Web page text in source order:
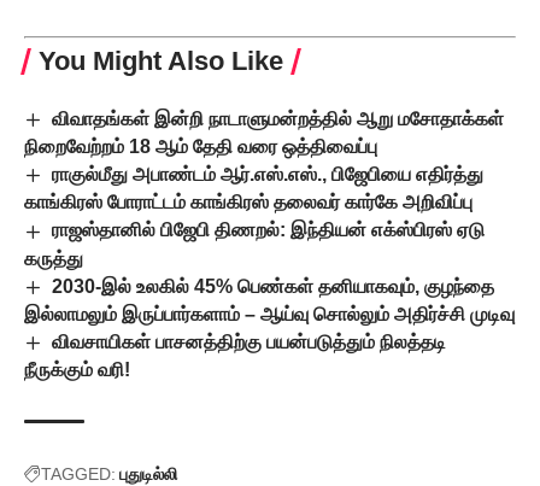
You Might Also Like
விவாதங்கள் இன்றி நாடாளுமன்றத்தில் ஆறு மசோதாக்கள்
நிறைவேற்றம் 18 ஆம் தேதி வரை ஒத்திவைப்பு
ராகுல்மீது அபாண்டம் ஆர்.எஸ்.எஸ்., பிஜேபியை எதிர்த்து
காங்கிரஸ் போராட்டம் காங்கிரஸ் தலைவர் கார்கே அறிவிப்பு
ராஜஸ்தானில் பிஜேபி திணறல்: இந்தியன் எக்ஸ்பிரஸ் ஏடு
கருத்து
2030-இல் உலகில் 45% பெண்கள் தனியாகவும், குழந்தை
இல்லாமலும் இருப்பார்களாம் – ஆய்வு சொல்லும் அதிர்ச்சி முடிவு
விவசாயிகள் பாசனத்திற்கு பயன்படுத்தும் நிலத்தடி
நீருக்கும் வரி!
TAGGED: புதுடில்லி